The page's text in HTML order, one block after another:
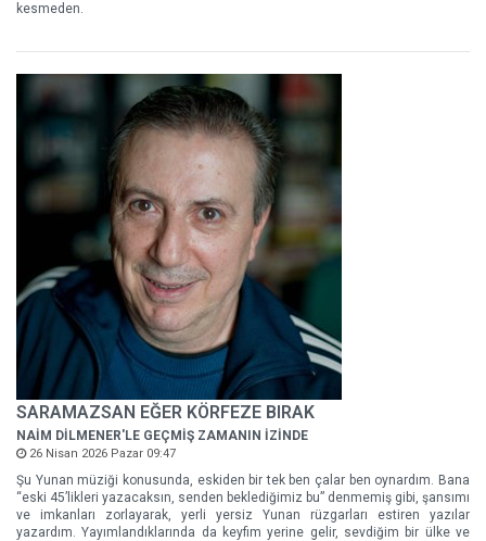
kesmeden.
SARAMAZSAN EĞER KÖRFEZE BIRAK
NAİM DİLMENER'LE GEÇMİŞ ZAMANIN İZİNDE
26 Nisan 2026 Pazar 09:47
Şu Yunan müziği konusunda, eskiden bir tek ben çalar ben oynardım. Bana
“eski 45’likleri yazacaksın, senden beklediğimiz bu” denmemiş gibi, şansımı
ve imkanları zorlayarak, yerli yersiz Yunan rüzgarları estiren yazılar
yazardım. Yayımlandıklarında da keyfim yerine gelir, sevdiğim bir ülke ve